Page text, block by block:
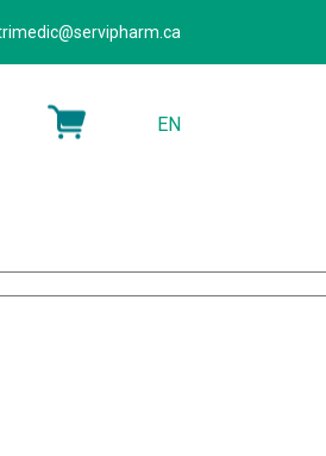
EN